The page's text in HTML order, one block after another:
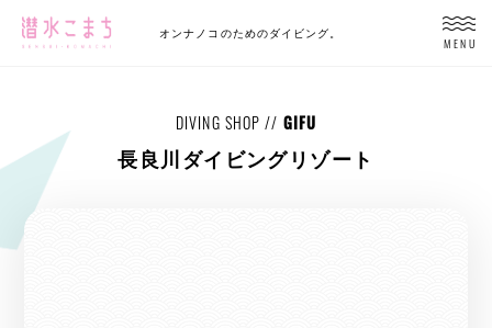
MENU
オンナノコのためのダイビング。
DIVING SHOP // GIFU
長良川ダイビングリゾート